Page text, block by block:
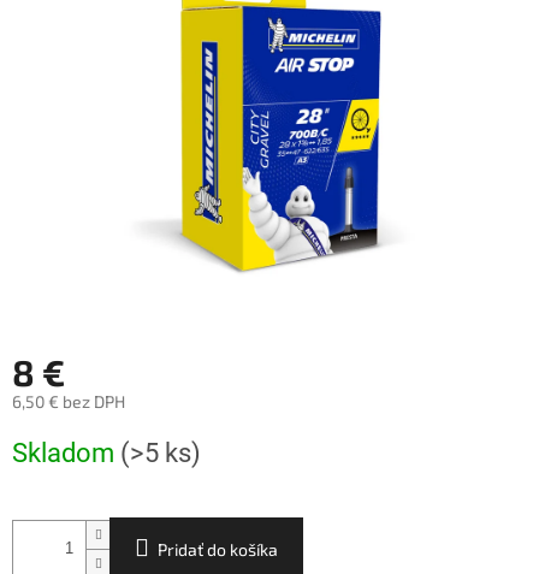
8 €
6,50 € bez DPH
cena:
Skladom (>5 ks)
Pridať do košíka